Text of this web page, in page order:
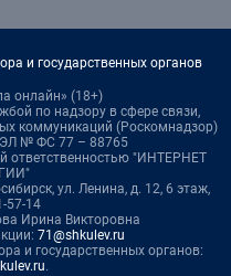
и государственных органов
онлайн» (18+)
по надзору в сфере связи,
коммуникаций (Роскомнадзор)
ЭЛ № ФС 77 – 88765
ответственностью "ИНТЕРНЕТ
ул. Ленина, д. 12, 6 этаж,
57-14
Ирина Викторовна
71@shkulev.ru
и государственных органов:
.